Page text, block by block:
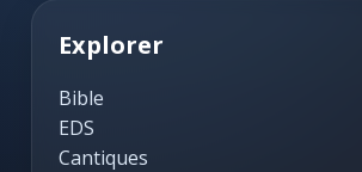
Explorer
Bible
EDS
Cantiques